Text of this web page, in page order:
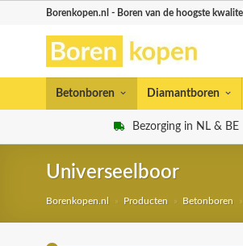
Borenkopen.nl - Boren van de hoogste
Betonboren Diamantboren
Bezorging in NL & BE
Universeelboor
Borenkopen.nl » Producten » Betonboren »